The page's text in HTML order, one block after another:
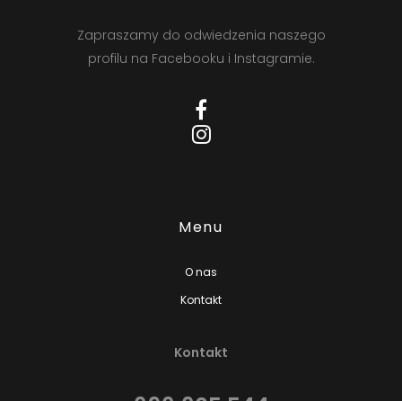
Zapraszamy do odwiedzenia naszego
profilu na Facebooku i Instagramie.
Menu
O nas
Kontakt
Kontakt